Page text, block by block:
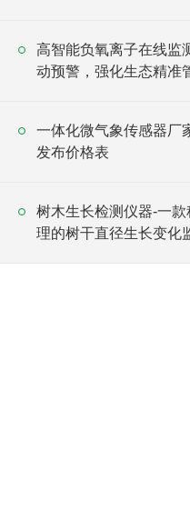
高智能负氧离子在线监
动预警，强化生态精准
一体化微气象传感器厂
发布价格表
树木生长检测仪器-一款
理的树干直径生长变化